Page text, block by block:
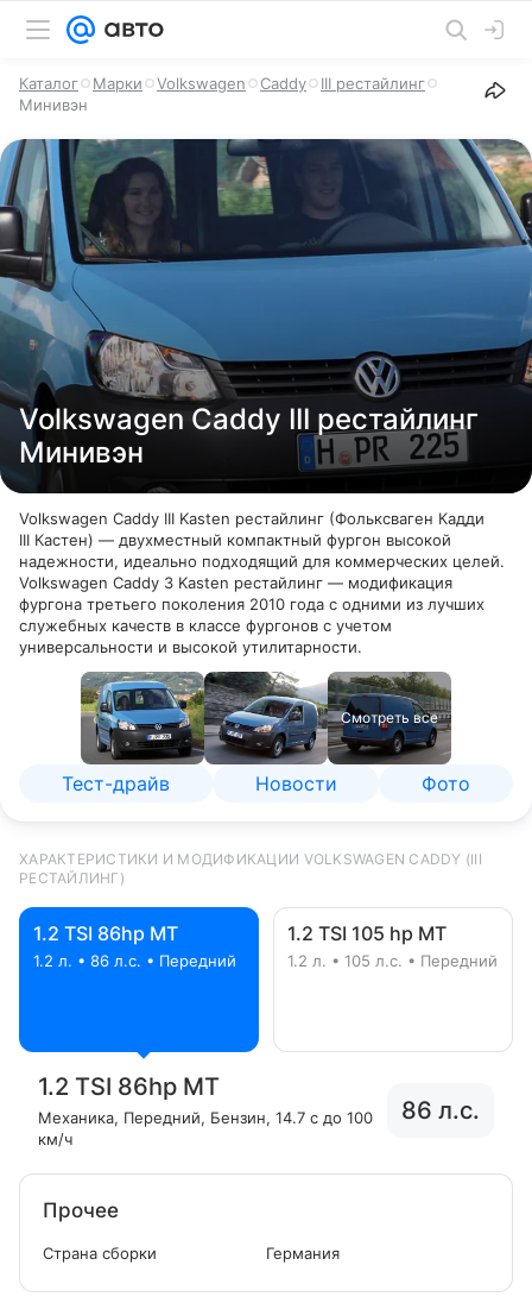
Каталог Марки Volkswagen Caddy
III рестайлинг
Минивэн
Volkswagen Caddy III рестайлинг
Минивэн
Volkswagen Caddy III Kasten рестайлинг (Фольксваген Кадди
III Кастен) — двухместный компактный фургон высокой
надежности, идеально подходящий для коммерческих целей.
Volkswagen Caddy 3 Kasten рестайлинг — модификация
фургона третьего поколения 2010 года с одними из лучших
служебных качеств в классе фургонов с учетом
универсальности и высокой утилитарности.
Смотреть все
Тест-драйв Новости Фото
ХАРАКТЕРИСТИКИ И МОДИФИКАЦИИ VOLKSWAGEN CADDY (III
РЕСТАЙЛИНГ)
1.2 TSI 86hp MT
1.2 л. • 86 л.с. • Передний
1.2 TSI 105 hp MT
1.2 л. • 105 л.с. • Передний
1.2 TSI 86hp MT
Механика, Передний, Бензин, 14.7 с до 100
км/ч
86 л.с.
Прочее
Страна сборки Германия